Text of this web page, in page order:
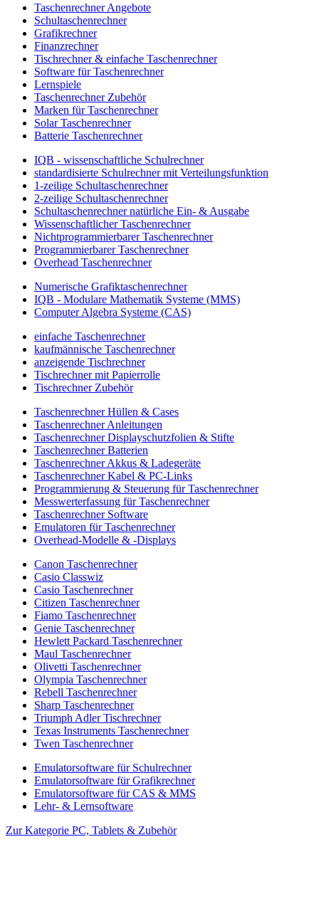
Taschenrechner Angebote
Schultaschenrechner
Grafikrechner
Finanzrechner
Tischrechner & einfache Taschenrechner
Software für Taschenrechner
Lernspiele
Taschenrechner Zubehör
Marken für Taschenrechner
Solar Taschenrechner
Batterie Taschenrechner
IQB - wissenschaftliche Schulrechner
standardisierte Schulrechner mit Verteilungsfunktion
1-zeilige Schultaschenrechner
2-zeilige Schultaschenrechner
Schultaschenrechner natürliche Ein- & Ausgabe
Wissenschaftlicher Taschenrechner
Nichtprogrammierbarer Taschenrechner
Programmierbarer Taschenrechner
Overhead Taschenrechner
Numerische Grafiktaschenrechner
IQB - Modulare Mathematik Systeme (MMS)
Computer Algebra Systeme (CAS)
einfache Taschenrechner
kaufmännische Taschenrechner
anzeigende Tischrechner
Tischrechner mit Papierrolle
Tischrechner Zubehör
Taschenrechner Hüllen & Cases
Taschenrechner Anleitungen
Taschenrechner Displayschutzfolien & Stifte
Taschenrechner Batterien
Taschenrechner Akkus & Ladegeräte
Taschenrechner Kabel & PC-Links
Programmierung & Steuerung für Taschenrechner
Messwerterfassung für Taschenrechner
Taschenrechner Software
Emulatoren für Taschenrechner
Overhead-Modelle & -Displays
Canon Taschenrechner
Casio Classwiz
Casio Taschenrechner
Citizen Taschenrechner
Fiamo Taschenrechner
Genie Taschenrechner
Hewlett Packard Taschenrechner
Maul Taschenrechner
Olivetti Taschenrechner
Olympia Taschenrechner
Rebell Taschenrechner
Sharp Taschenrechner
Triumph Adler Tischrechner
Texas Instruments Taschenrechner
Twen Taschenrechner
Emulatorsoftware für Schulrechner
Emulatorsoftware für Grafikrechner
Emulatorsoftware für CAS & MMS
Lehr- & Lernsoftware
Zur Kategorie PC, Tablets & Zubehör